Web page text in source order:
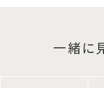
一緒に